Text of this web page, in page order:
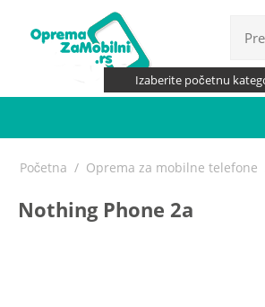
Izaberite početnu
Početna / Oprema za mobilne telefone
Nothing Phone 2a